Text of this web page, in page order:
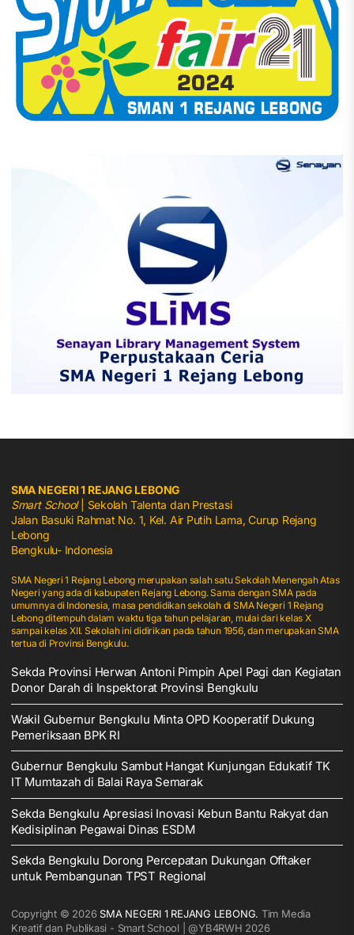
SMA NEGERI 1 REJANG LEBONG
Smart School| Sekolah Talenta dan Prestasi
Jalan Basuki Rahmat No. 1, Kel. Air Putih Lama, Curup Rejang
Lebong
Bengkulu- Indonesia
SMA Negeri 1 Rejang Lebong merupakan salah satu Sekolah Menengah Atas
Negeri yang ada di kabupaten Rejang Lebong. Sama dengan SMA pada
umumnya di Indonesia, masa pendidikan sekolah di SMA Negeri 1 Rejang
Lebong ditempuh dalam waktu tiga tahun pelajaran, mulai dari kelas X
sampai kelas XII. Sekolah ini didirikan pada tahun 1956, dan merupakan SMA
tertua di Provinsi Bengkulu.
Sekda Provinsi Herwan Antoni Pimpin Apel Pagi dan Kegiatan
Donor Darah di Inspektorat Provinsi Bengkulu
Wakil Gubernur Bengkulu Minta OPD Kooperatif Dukung
Pemeriksaan BPK RI
Gubernur Bengkulu Sambut Hangat Kunjungan Edukatif TK
IT Mumtazah di Balai Raya Semarak
Sekda Bengkulu Apresiasi Inovasi Kebun Bantu Rakyat dan
Kedisiplinan Pegawai Dinas ESDM
Sekda Bengkulu Dorong Percepatan Dukungan Offtaker
untuk Pembangunan TPST Regional
Copyright © 2026 SMA NEGERI 1 REJANG LEBONG. Tim Media
Kreatif dan Publikasi - Smart School | @YB4RWH 2026